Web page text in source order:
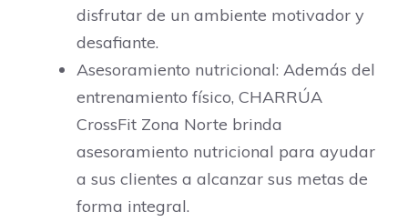
disfrutar de un ambiente motivador y
desafiante.
Asesoramiento nutricional: Además del
entrenamiento físico, CHARRÚA
CrossFit Zona Norte brinda
asesoramiento nutricional para ayudar
a sus clientes a alcanzar sus metas de
forma integral.